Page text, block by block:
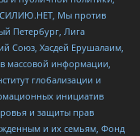
Мы против
Петербург, Лига
Союз, Хасдей Ерушалаим,
массовой информации,
глобализации и
инициатив
и защиты прав
и их семьям, Фонд